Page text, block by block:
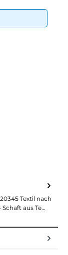
Textil nach
Schaft aus Te…